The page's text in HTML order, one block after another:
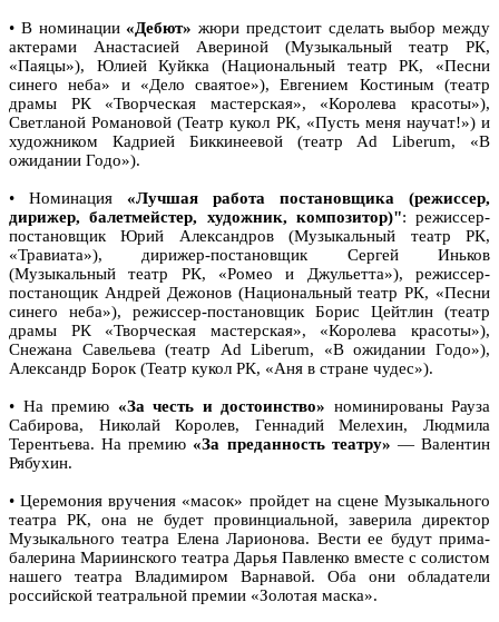
• В номинации«Дебют» жюри предстоит сделать выбор между
актерами Анастасией Авериной (Музыкальный театр РК,
«Паяцы»), Юлией Куйкка (Национальный театр РК, «Песни
синего неба» и «Дело сваятое»), Евгением Костиным (театр
драмы РК «Творческая мастерская», «Королева красоты»),
Светланой Романовой (Театр кукол РК, «Пусть меня научат!») и
художником Кадрией Биккинеевой (театр Ad Liberum, «В
ожидании Годо»).
• Номинация «Лучшая работа постановщика (режиссер,
дирижер, балетмейстер, художник, композитор)": режиссер-
постановщик Юрий Александров (Музыкальный театр РК,
«Травиата»), дирижер-постановщик Сергей Иньков
(Музыкальный театр РК, «Ромео и Джульетта»), режиссер-
постанощик Андрей Дежонов (Национальный театр РК, «Песни
синего неба»), режиссер-постановщик Борис Цейтлин (театр
драмы РК «Творческая мастерская», «Королева красоты»),
Снежана Савельева (театр Ad Liberum, «В ожидании Годо»),
Александр Борок (Театр кукол РК, «Аня в стране чудес»).
• На премию «За честь и достоинство» номинированы Рауза
Сабирова, Николай Королев, Геннадий Мелехин, Людмила
Терентьева. На премию«За преданность театру» — Валентин
Рябухин.
• Церемония вручения «масок» пройдет на сцене Музыкального
театра РК, она не будет провинциальной, заверила директор
Музыкального театра Елена Ларионова. Вести ее будут прима-
балерина Мариинского театра Дарья Павленко вместе с солистом
нашего театра Владимиром Варнавой. Оба они обладатели
российской театральной премии «Золотая маска».